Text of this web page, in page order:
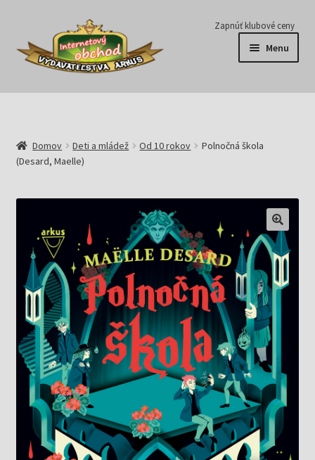
Preskočiť
navigáciu
Preskočiť
obsah
Zapnúť klubové ceny
Menu
Série
E-knihy
Predplatné
Pripravujeme
Pre školy
Knižný klub
Kontakt
Domov Deti a mládež Od 10 rokov
Polnočná škola
(Desard, Maelle)